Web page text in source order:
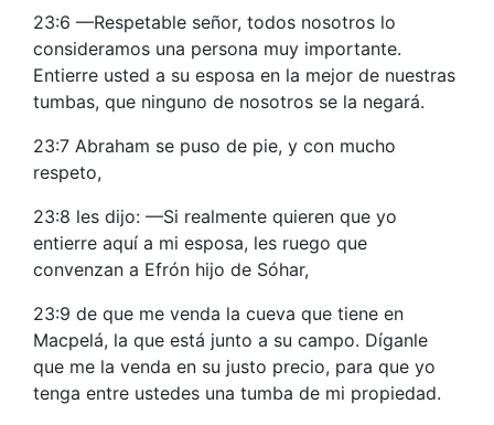
23:6 —Respetable señor, todos nosotros lo
consideramos una persona muy importante.
Entierre usted a su esposa en la mejor de nuestras
tumbas, que ninguno de nosotros se la negará.
23:7 Abraham se puso de pie, y con mucho
respeto,
23:8 les dijo: —Si realmente quieren que yo
entierre aquí a mi esposa, les ruego que
convenzan a Efrón hijo de Sóhar,
23:9 de que me venda la cueva que tiene en
Macpelá, la que está junto a su campo. Díganle
que me la venda en su justo precio, para que yo
tenga entre ustedes una tumba de mi propiedad.